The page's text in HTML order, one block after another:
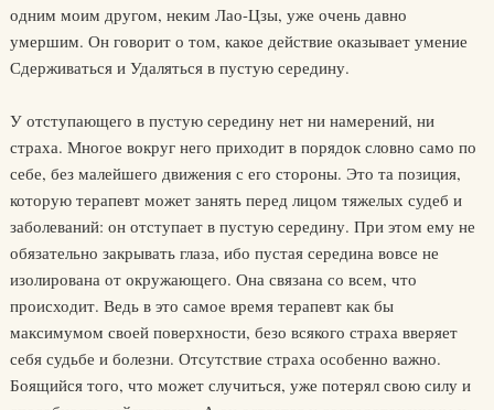
одним моим другом, неким Лао-Цзы, уже очень давно
умершим. Он говорит о том, какое действие оказывает умение
Сдерживаться и Удаляться в пустую сере­дину.
У отступающего в пустую середину нет ни намерений, ни
страха. Многое вокруг него приходит в порядок словно само по
себе, без ма­лейшего движения с его стороны. Это та позиция,
которую терапевт может занять перед лицом тяжелых судеб и
заболеваний: он отступа­ет в пустую середину. При этом ему не
обязательно закрывать глаза, ибо пустая середина вовсе не
изолирована от окружающего. Она свя­зана со всем, что
происходит. Ведь в это самое время терапевт как бы
максимумом своей поверхности, безо всякого страха вверяет
себя судьбе и болезни. Отсутствие страха особенно важно.
Боящийся того, что может случиться, уже потерял свою силу и